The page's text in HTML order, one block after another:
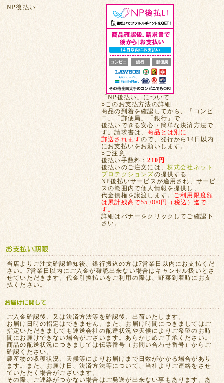
NP後払い
「NP後払い」について
○このお支払方法の詳細
商品の到着を確認してから、「コンビ
ニ」「郵便局」「銀行」で
後払いできる安心・簡単な決済方法で
す。請求書は、商品とは別に
郵送されますので、発行から14日以内
にお支払いをお願いします。
○ご注意
後払い手数料：210円
後払いのご注文には、 株式会社ネット
プロテクションズの提供する
NP後払いサービスが適用され、サービ
スの範囲内で個人情報を提供し、
代金債権を譲渡します。 ご利用限度額
は累計残高で55,000円（税込）迄で
す。
詳細はバナーをクリックしてご確認下
さい。
当店よりご注文確認通知後、銀行振込の方は7営業日以内にお支払くだ
さい。7営業日以内にご入金が確認出来ない場合はキャンセル扱いとさ
せていただきます。代金引換払いをご利用の際は、野菜到着時にお支
払ください。
ご入金確認後、又は決済方法等を確認後、出荷いたします。
お届け日時の指定はできません。また、お届け時間につきましてはご
指定いただきましても運送会社の配達状況や天候によりご希望のお時
間にお届けできない場合がございます。あらかじめご了承ください。
商品の配送状況につきましては伝票番号（お問い合わせ番号）からご
確認ください。
農産物の収穫状況、天候等によりお届けまで日数がかかる場合があり
ます。また、お届け日、決済方法等について、当社よりご連絡をさせ
ていただく場合がございます。
その際、ご連絡がつかない場合はご発送が出来ない事もあります。あ